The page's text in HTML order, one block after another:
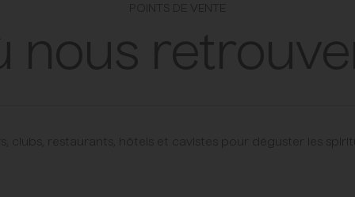
nous
clubs, restaurants, hôtels et cavistes pour déguster les